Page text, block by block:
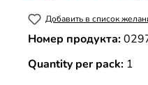
Добавить в список
Номер продукта:
Quantity per pack: 1